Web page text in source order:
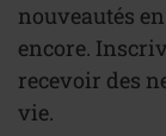
nouveautés
encore.
recevoir des
vie.